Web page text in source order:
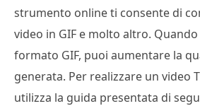
strumento online ti consente di
video in GIF e molto altro.
formato GIF, puoi aumentare la
generata. Per realizzare un video
utilizza la guida presentata di